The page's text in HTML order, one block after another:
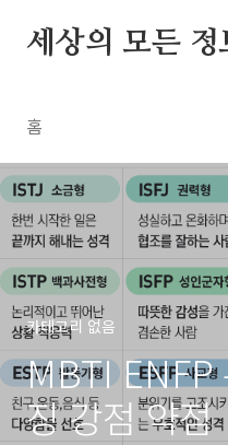
세상의 모든 정
홈
카테고리 없음
MBTI ENFP
징 강점 약점